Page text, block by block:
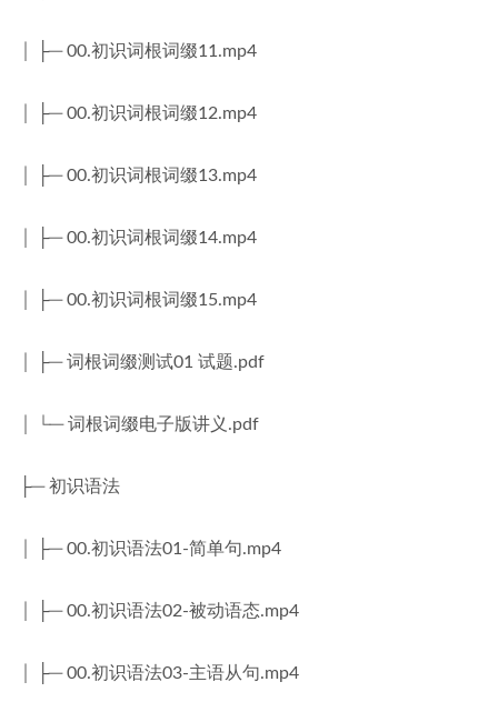
│ ├─ 00.初识词根词缀11.mp4
│ ├─ 00.初识词根词缀12.mp4
│ ├─ 00.初识词根词缀13.mp4
│ ├─ 00.初识词根词缀14.mp4
│ ├─ 00.初识词根词缀15.mp4
│ ├─ 词根词缀测试01 试题.pdf
│ └─ 词根词缀电子版讲义.pdf
├─ 初识语法
│ ├─ 00.初识语法01-简单句.mp4
│ ├─ 00.初识语法02-被动语态.mp4
│ ├─ 00.初识语法03-主语从句.mp4